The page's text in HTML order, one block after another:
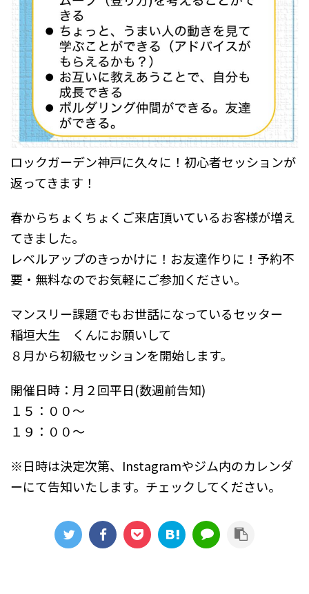
ロックガーデン神戸に久々に！初心者セッションが
返ってきます！
春からちょくちょくご来店頂いているお客様が増え
てきました。
レベルアップのきっかけに！お友達作りに！予約不
要・無料なのでお気軽にご参加ください。
マンスリー課題でもお世話になっているセッター
稲垣大生 くんにお願いして
８月から初級セッションを開始します。
開催日時：月２回平日(数週前告知)
１５：００～
１９：００～
※日時は決定次第、Instagramやジム内のカレンダ
ーにて告知いたします。チェックしてください。